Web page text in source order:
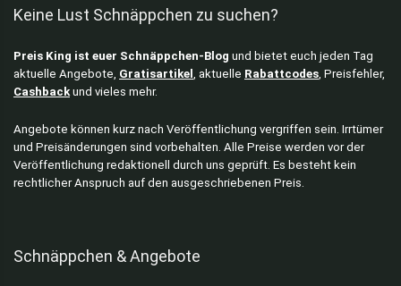
Keine Lust Schnäppchen zu suchen?
Preis King ist euer Schnäppchen-Blog und bietet euch jeden Tag
aktuelle Angebote, Gratisartikel , aktuelle Rabattcodes, Preisfehler,
Cashbackund vieles mehr.
Angebote können kurz nach Veröffentlichung vergriffen sein. Irrtümer
und Preisänderungen sind vorbehalten. Alle Preise werden vor der
Veröffentlichung redaktionell durch uns geprüft. Es besteht kein
rechtlicher Anspruch auf den ausgeschriebenen Preis.
Schnäppchen & Angebote